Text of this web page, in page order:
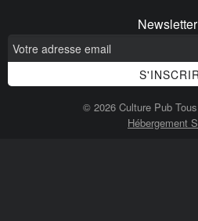
Newsletter
© 2026 Culture Pub
Hébergement